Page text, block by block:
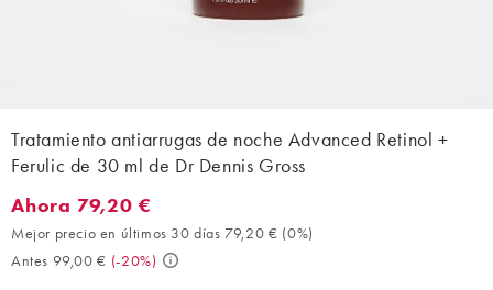
Tratamiento antiarrugas de noche Advanced Retinol +
Ferulic de 30 ml de Dr Dennis Gross
Ahora 79,20 €. Mejor precio en últimos 30 días 79,20 € (0%).
Ahora 79,20 €
Mejor precio en últimos 30 días 79,20 € (0%)
Antes 99,00 € (-20%)